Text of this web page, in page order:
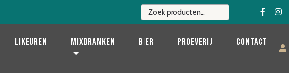
Likeuren Mixdranken Bier Proeverij Contact